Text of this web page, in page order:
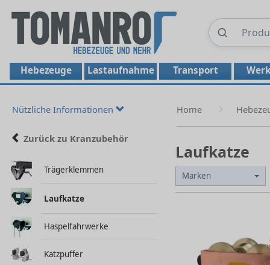
Hebezeuge Lastaufnahme Transport
Nützliche Informationen
Zurück zu Kranzubehör
Trägerklemmen
Laufkatze
Haspelfahrwerke
Katzpuffer
Home
Laufkatze
Marken